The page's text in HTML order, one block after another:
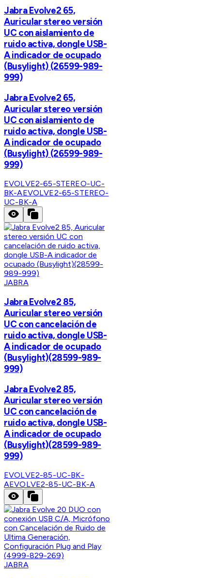
Jabra Evolve2 65,
Auricular stereo versión
UC con aislamiento de
ruido activa, dongle USB-
A indicador de ocupado
(Busylight) (26599-989-
999)
Jabra Evolve2 65,
Auricular stereo versión
UC con aislamiento de
ruido activa, dongle USB-
A indicador de ocupado
(Busylight) (26599-989-
999)
EVOLVE2-65-STEREO-UC-
BK-AEVOLVE2-65-STEREO-
UC-BK-A
JABRA
Jabra Evolve2 85,
Auricular stereo versión
UC con cancelación de
ruido activa, dongle USB-
A indicador de ocupado
(Busylight)(28599-989-
999)
Jabra Evolve2 85,
Auricular stereo versión
UC con cancelación de
ruido activa, dongle USB-
A indicador de ocupado
(Busylight)(28599-989-
999)
EVOLVE2-85-UC-BK-
AEVOLVE2-85-UC-BK-A
JABRA